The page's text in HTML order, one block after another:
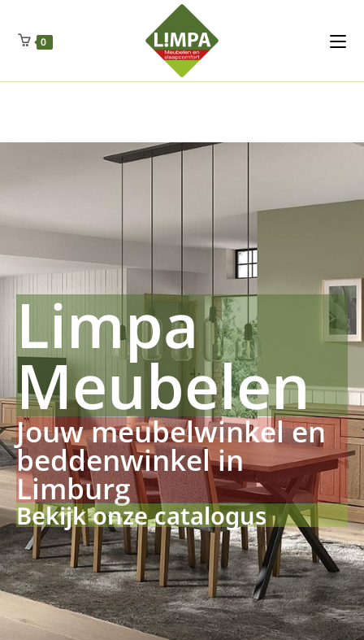
Regenschut
Drueckerpro
Fettsauren Dekemax Kapselmed
Luftkuhlen Zauberfan Netzfenste Insektensc
0
Limpa
Meubelen
Jouw meubelwinkel en
beddenwinkel in
Limburg
Bekijk onze catalogus